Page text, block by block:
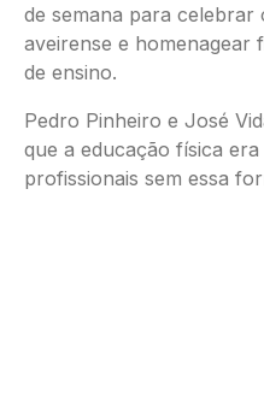
de semana para celebrar
aveirense e homenagear
de ensino.
Pedro Pinheiro e José
que a educação física
profissionais sem essa